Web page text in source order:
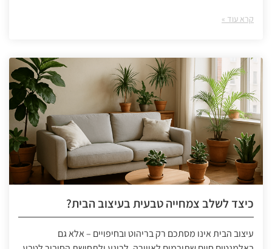
קרא עוד »
כיצד לשלב צמחייה טבעית בעיצוב הבית?
עיצוב הבית אינו מסתכם רק בריהוט ובחיפויים – אלא גם